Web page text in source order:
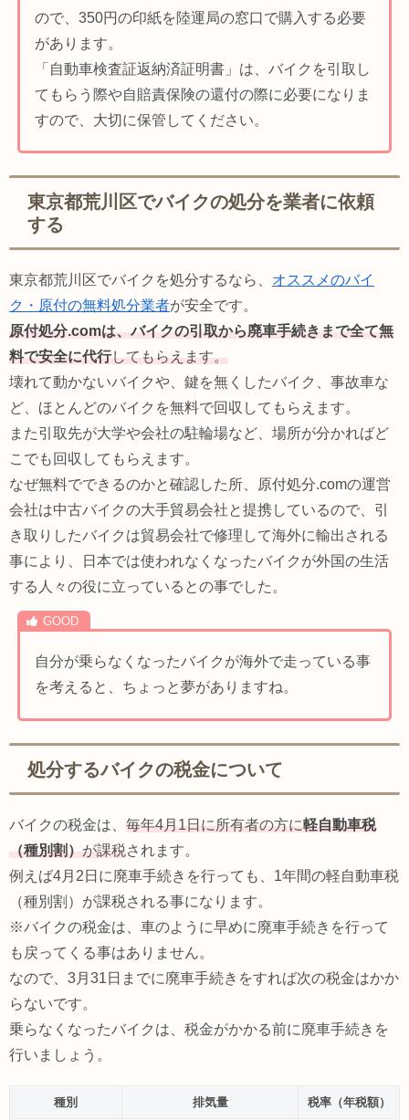
ので、350円の印紙を陸運局の窓口で購入する必要
があります。
「自動車検査証返納済証明書」は、バイクを引取し
てもらう際や自賠責保険の還付の際に必要になりま
すので、大切に保管してください。
東京都荒川区でバイクの処分を業者に依頼
する
東京都荒川区でバイクを処分するなら、 オススメのバイ
ク・原付の無料処分業者が安全です。
原付処分.comは、バイクの引取から廃車手続きまで全て無
料で安全に代行してもらえます。
壊れて動かないバイクや、鍵を無くしたバイク、事故車な
ど、ほとんどのバイクを無料で回収してもらえます。
また引取先が大学や会社の駐輪場など、場所が分かればど
こでも回収してもらえます。
なぜ無料でできるのかと確認した所、原付処分.comの運営
会社は中古バイクの大手貿易会社と提携しているので、引
き取りしたバイクは貿易会社で修理して海外に輸出される
事により、日本では使われなくなったバイクが外国の生活
する人々の役に立っているとの事でした。
自分が乗らなくなったバイクが海外で走っている事
を考えると、ちょっと夢がありますね。
処分するバイクの税金について
バイクの税金は、 毎年4月1日に所有者の方に軽自動車税
（種別割）が課税されます。
例えば4月2日に廃車手続きを行っても、1年間の軽自動車税
（種別割）が課税される事になります。
※バイクの税金は、車のように早めに廃車手続きを行って
も戻ってくる事はありません。
なので、3月31日までに廃車手続きをすれば次の税金はかか
らないです。
乗らなくなったバイクは、税金がかかる前に廃車手続きを
行いましょう。
種別 排気量 税率（年税額）